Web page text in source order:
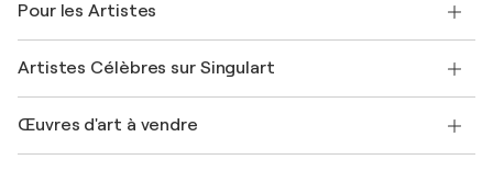
Offrir une carte cadeau
Rejoignez notre programme commercial
Mon compte
+33 1 76 44 06 42
FAQ
Magazine Singulart
Emplois
Découvrez une sélection d'art original
Pour les Artistes
Se connecter en tant qu'Artiste
Artistes Célèbres sur Singulart
Marc Chagall
Œuvres d'art à vendre